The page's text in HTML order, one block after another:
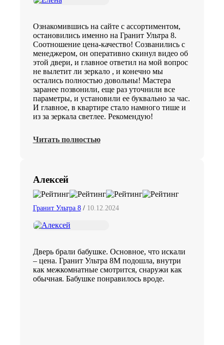
Ознакомившись на сайте с ассортиментом,
остановились именно на Гранит Ультра 8.
Соотношение цена-качество! Созванились с
менеджером, он оперативно скинул видео об
этой двери, и главное ответил на мой вопрос
не вылетит ли зеркало , и конечно мы
остались полностью довольны! Мастера
заранее позвонили, еще раз уточнили все
параметры, и установили ее буквально за час.
И главное, в квартире стало намного тише и
из за зеркала светлее. Рекомендую!
Читать полностью
Алексей
Гранит Ультра 8/ 10.12.2024
Дверь брали бабушке. Основное, что искали
– цена. Гранит Ультра 8М подошла, внутри
как межкомнатные смотрится, снаружи как
обычная. Бабушке понравилось вроде.